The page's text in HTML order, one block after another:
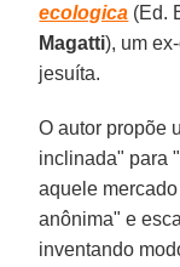
ecologica (Ed.
Magatti), um
jesuíta.
O autor propõe
inclinada" para
aquele
anônima" e
inventando